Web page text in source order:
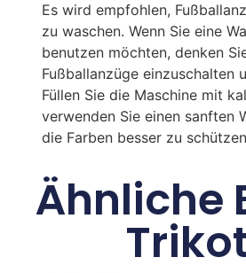
Es wird empfohlen,
zu waschen. Wenn Sie eine
benutzen möchten, denken
Fußballanzüge einzuschalten
Füllen Sie die Maschine mit
verwenden Sie einen sanften
die Farben besser zu
Ähnliche